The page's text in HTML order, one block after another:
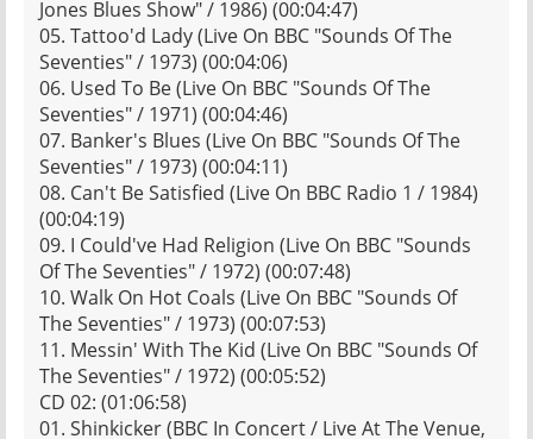
Jones Blues Show" / 1986) (00:04:47)
05. Tattoo'd Lady (Live On BBC "Sounds Of The
Seventies" / 1973) (00:04:06)
06. Used To Be (Live On BBC "Sounds Of The
Seventies" / 1971) (00:04:46)
07. Banker's Blues (Live On BBC "Sounds Of The
Seventies" / 1973) (00:04:11)
08. Can't Be Satisfied (Live On BBC Radio 1 / 1984)
(00:04:19)
09. I Could've Had Religion (Live On BBC "Sounds
Of The Seventies" / 1972) (00:07:48)
10. Walk On Hot Coals (Live On BBC "Sounds Of
The Seventies" / 1973) (00:07:53)
11. Messin' With The Kid (Live On BBC "Sounds Of
The Seventies" / 1972) (00:05:52)
CD 02: (01:06:58)
01. Shinkicker (BBC In Concert / Live At The Venue,